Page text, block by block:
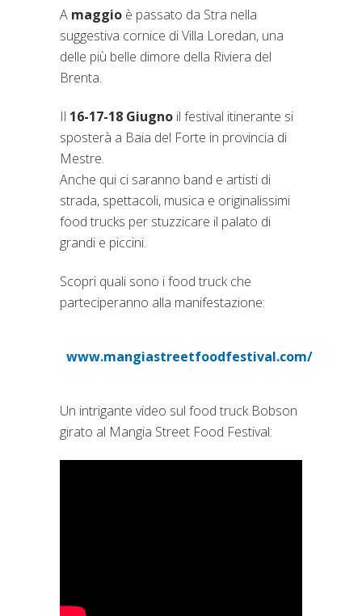
A maggio è passato da Stra nella
suggestiva cornice di Villa Loredan, una
delle più belle dimore della Riviera del
Brenta.
Il 16-17-18 Giugno il festival itinerante si
sposterà a Baia del Forte in provincia di
Mestre.
Anche qui ci saranno band e artisti di
strada, spettacoli, musica e originalissimi
food trucks per stuzzicare il palato di
grandi e piccini.
Scopri quali sono i food truck che
parteciperanno alla manifestazione:
www.mangiastreetfoodfestival.com/
(si apre in una nuova
Un intrigante video sul food truck Bobson
girato al Mangia Street Food Festival: